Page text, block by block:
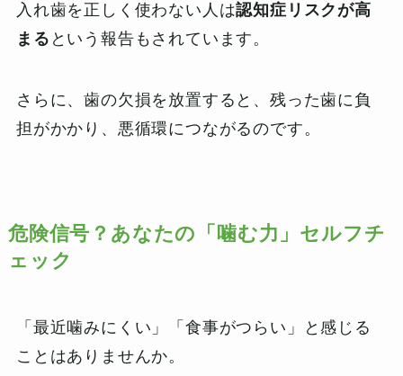
入れ歯を正しく使わない人は認知症リスクが高
まる という報告もされています。
さらに、歯の欠損を放置すると、残った歯に負
担がかかり、悪循環につながるのです。
危険信号？あなたの「噛む力」セルフチ
ェック
「最近噛みにくい」「食事がつらい」と感じる
ことはありませんか。